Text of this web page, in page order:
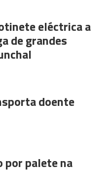
eléctrica a
de grandes
doente
por palete na